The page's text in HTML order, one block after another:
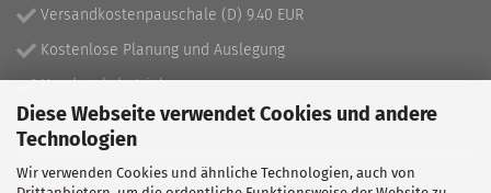
Diese Webseite verwendet Cookies und andere
Technologien
Wir verwenden Cookies und ähnliche Technologien, auch von
Versandkostenpauschale (D) 9.40 EUR
Kostenlose Planung und Auslegung
Handwerksbetrieb
Lieferprogramm mit über 130.000 Artikeln!
Partner